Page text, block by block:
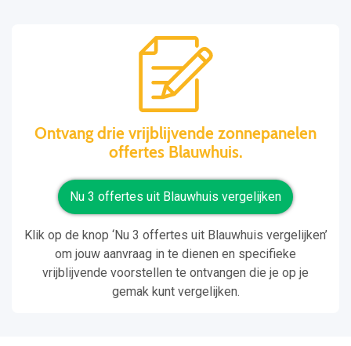
Ontvang drie vrijblijvende zonnepanelen
offertes Blauwhuis.
Nu 3 offertes uit Blauwhuis vergelijken
Klik op de knop ‘Nu 3 offertes uit Blauwhuis vergelijken’
om jouw aanvraag in te dienen en specifieke
vrijblijvende voorstellen te ontvangen die je op je
gemak kunt vergelijken.